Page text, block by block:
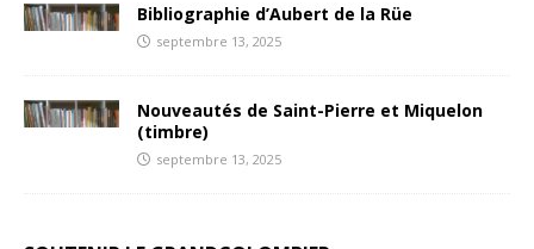
Bibliographie d’Aubert de la Rüe
septembre 13, 2025
Nouveautés de Saint-Pierre et Miquelon
(timbre)
septembre 13, 2025